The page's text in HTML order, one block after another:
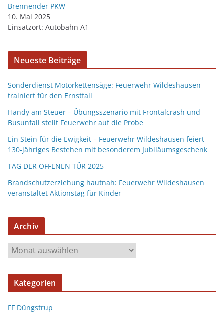
Brennender PKW
10. Mai 2025
Einsatzort: Autobahn A1
Neueste Beiträge
Sonderdienst Motorkettensäge: Feuerwehr Wildeshausen
trainiert für den Ernstfall
Handy am Steuer – Übungsszenario mit Frontalcrash und
Busunfall stellt Feuerwehr auf die Probe
Ein Stein für die Ewigkeit – Feuerwehr Wildeshausen feiert
130-jähriges Bestehen mit besonderem Jubiläumsgeschenk
TAG DER OFFENEN TÜR 2025
Brandschutzerziehung hautnah: Feuerwehr Wildeshausen
veranstaltet Aktionstag für Kinder
Archiv
Kategorien
FF Düngstrup